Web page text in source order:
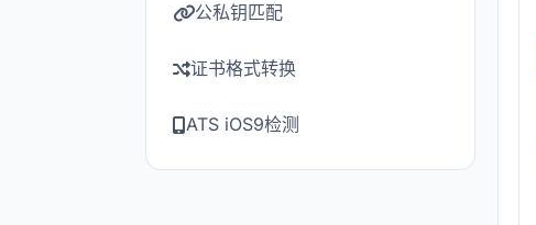
公私钥匹配
证书格式转换
ATS iOS9检测